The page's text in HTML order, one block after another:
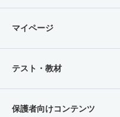
マイページ
テスト・教材
保護者向けコンテンツ